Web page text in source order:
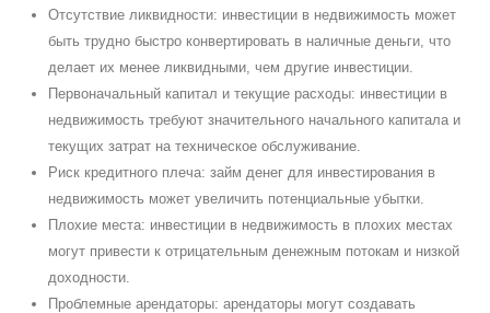
Отсутствие ликвидности: инвестиции в недвижимость может
быть трудно быстро конвертировать в наличные деньги, что
делает их менее ликвидными, чем другие инвестиции.
Первоначальный капитал и текущие расходы: инвестиции в
недвижимость требуют значительного начального капитала и
текущих затрат на техническое обслуживание.
Риск кредитного плеча: займ денег для инвестирования в
недвижимость может увеличить потенциальные убытки.
Плохие места: инвестиции в недвижимость в плохих местах
могут привести к отрицательным денежным потокам и низкой
доходности.
Проблемные арендаторы: арендаторы могут создавать